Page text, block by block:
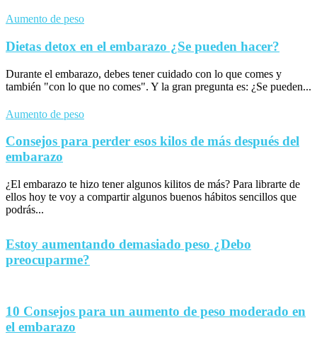
Aumento de peso
Dietas detox en el embarazo ¿Se pueden hacer?
Durante el embarazo, debes tener cuidado con lo que comes y
también "con lo que no comes". Y la gran pregunta es: ¿Se pueden...
Aumento de peso
Consejos para perder esos kilos de más después del
embarazo
¿El embarazo te hizo tener algunos kilitos de más? Para librarte de
ellos hoy te voy a compartir algunos buenos hábitos sencillos que
podrás...
Estoy aumentando demasiado peso ¿Debo
preocuparme?
10 Consejos para un aumento de peso moderado en
el embarazo